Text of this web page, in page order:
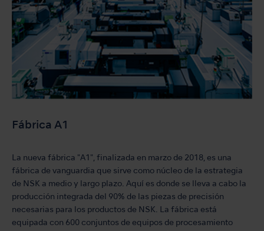
Fábrica A1
La nueva fábrica "A1", finalizada en marzo de 2018, es una
fábrica de vanguardia que sirve como núcleo de la estrategia
de NSK a medio y largo plazo. Aquí es donde se lleva a cabo la
producción integrada del 90% de las piezas de precisión
necesarias para los productos de NSK. La fábrica está
equipada con 600 conjuntos de equipos de procesamiento